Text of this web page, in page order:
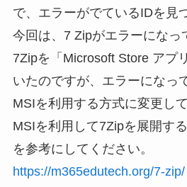
で、エラーがでているIDを見
今回は、7 Zipがエラーになっ
7Zipを「Microsoft Store アプ
いたのですが、エラーになっ
MSIを利用する方式に変更し
MSIを利用して7Zipを展開す
を参考にしてください。
https://m365edutech.org/7-zip/